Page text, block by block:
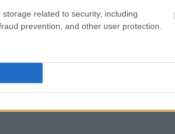
related to security, including
prevention, and other user protection.10:43